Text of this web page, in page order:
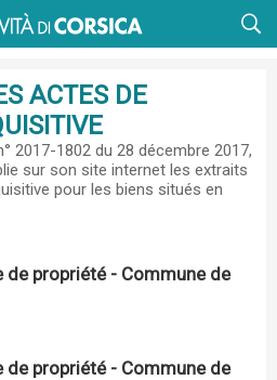
ACTES DE
2017-1802 du 28 décembre 2017,
sur son site internet les extraits
pour les biens situés en
propriété - Commune de
propriété - Commune de